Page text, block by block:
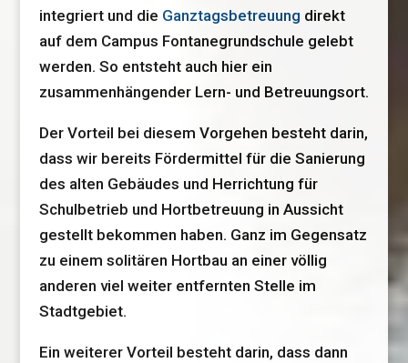
integriert und die Ganztagsbetreuung direkt
auf dem Campus Fontanegrundschule gelebt
werden. So entsteht auch hier ein
zusammenhängender Lern- und Betreuungsort.
Der Vorteil bei diesem Vorgehen besteht darin,
dass wir bereits Fördermittel für die Sanierung
des alten Gebäudes und Herrichtung für
Schulbetrieb und Hortbetreuung in Aussicht
gestellt bekommen haben. Ganz im Gegensatz
zu einem solitären Hortbau an einer völlig
anderen viel weiter entfernten Stelle im
Stadtgebiet.
Ein weiterer Vorteil besteht darin, dass dann